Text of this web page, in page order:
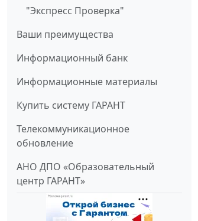
"Экспресс Проверка"
Ваши преимущества
Информационный банк
Информационные материалы
Купить систему ГАРАНТ
Телекоммуникационное
обновление
АНО ДПО «Образовательный
центр ГАРАНТ»